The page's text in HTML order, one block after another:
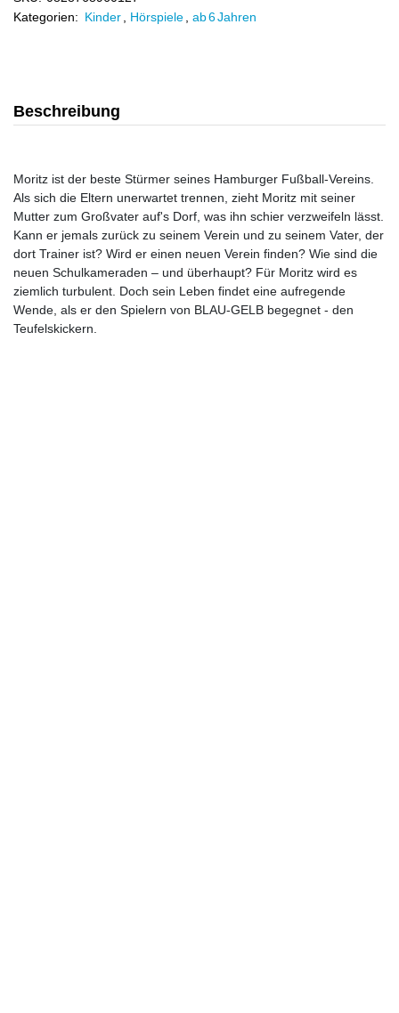
Kategorien: Kinder Hörspiele ab 6 Jahren
Beschreibung
Moritz ist der beste Stürmer seines Hamburger Fußball-Vereins.
Als sich die Eltern unerwartet trennen, zieht Moritz mit seiner
Mutter zum Großvater auf's Dorf, was ihn schier verzweifeln lässt.
Kann er jemals zurück zu seinem Verein und zu seinem Vater, der
dort Trainer ist? Wird er einen neuen Verein finden? Wie sind die
neuen Schulkameraden – und überhaupt? Für Moritz wird es
ziemlich turbulent. Doch sein Leben findet eine aufregende
Wende, als er den Spielern von BLAU-GELB begegnet - den
Teufelskickern.